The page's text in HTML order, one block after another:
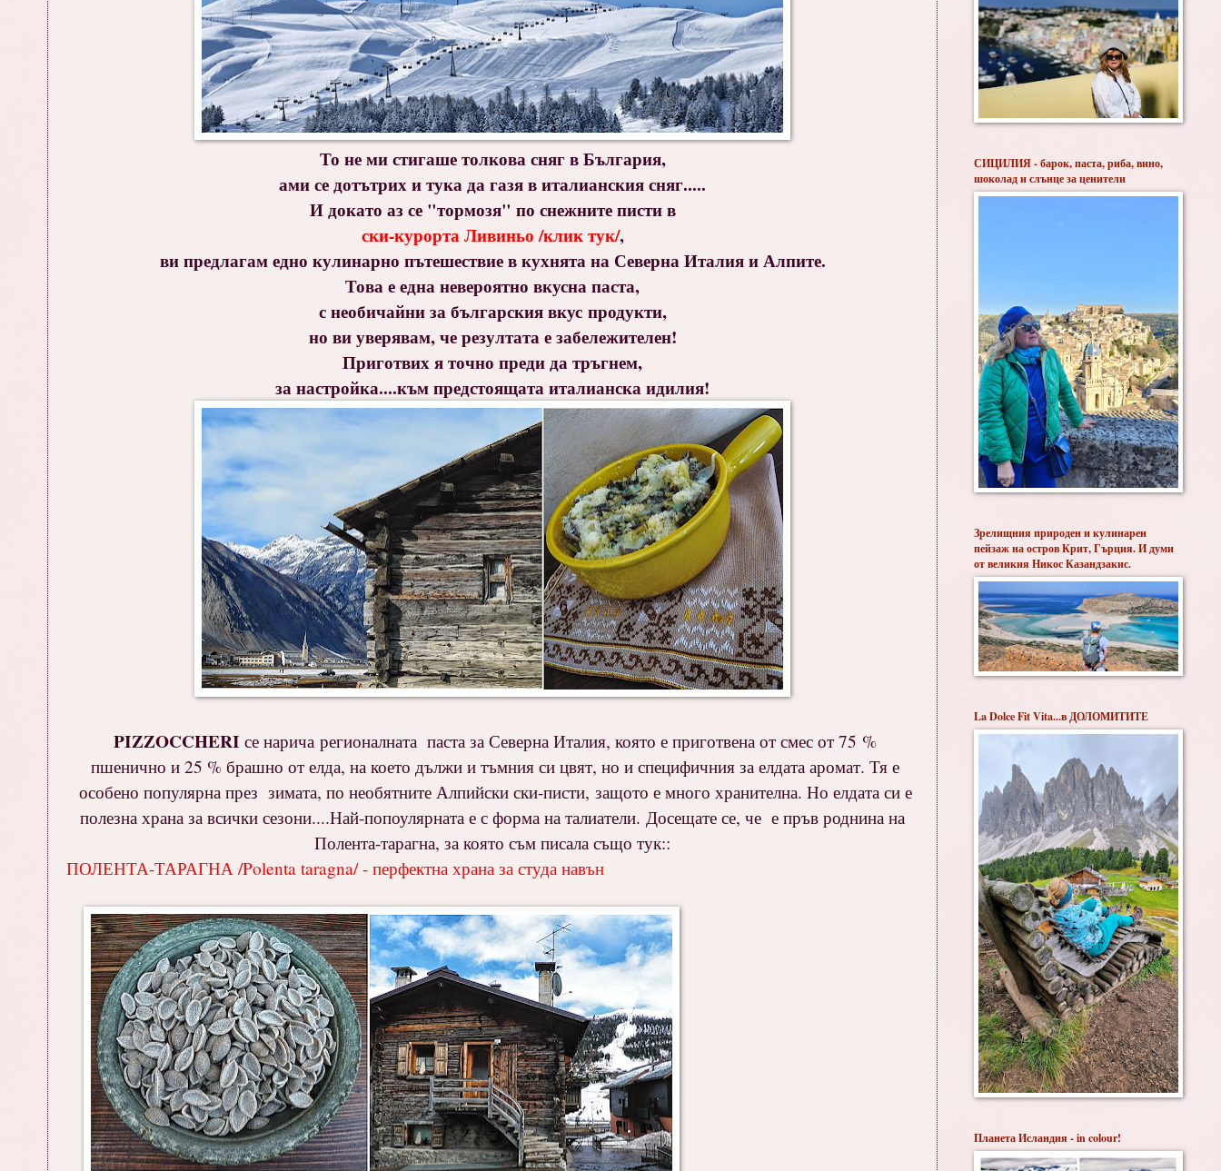
То не ми стигаше толкова сняг в България,
ами се дотътрих и тука да газя в италианския сняг.....
И докато аз се "тормозя" по снежните писти в
ски-курорта Ливиньо /клик тук/,
ви предлагам едно кулинарно пътешествие в кухнята на Северна Италия и Алпите.
Това е една невероятно вкусна паста,
с необичайни за българския вкус продукти,
но ви уверявам, че резултата е забележителен!
Приготвих я точно преди да тръгнем,
за настройка....към предстоящата италианска идилия!
PIZZOCCHERI се нарича регионалната паста за Северна Италия, която е приготвена от смес от 75 %
пшенично и 25 % брашно от елда, на което дължи и тъмния си цвят, но и специфичния за елдата аромат. Тя е
особено популярна през зимата, по необятните Алпийски ски-писти, защото е много хранителна. Но елдата си е
полезна храна за всички сезони....Най-попоулярната е с форма на талиатели. Досещате се, че е пръв роднина на
Полента-тарагна, за която съм писала също тук::
ПОЛЕНТА-ТАРАГНА /Polenta taragna/ - перфектна храна за студа навън
СИЦИЛИЯ - барок, паста, риба, вино,
шоколад и слънце за ценители
Зрелищния природен и кулинарен
пейзаж на остров Крит, Гърция. И думи
от великия Никос Казандзакис.
La Dolce Fit Vita...в ДОЛОМИТИТЕ
Планета Исландия - in colour!